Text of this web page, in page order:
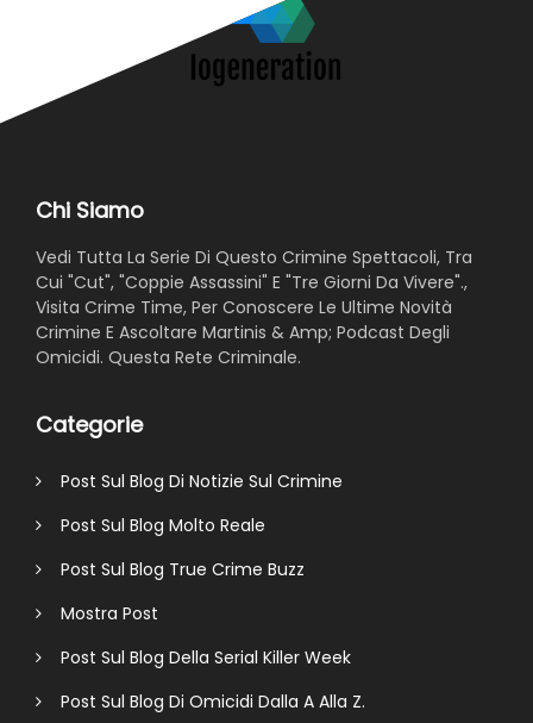
Chi Siamo
Vedi Tutta La Serie Di Questo Crimine Spettacoli, Tra
Cui "Cut", "Coppie Assassini" E "Tre Giorni Da Vivere".,
Visita Crime Time, Per Conoscere Le Ultime Novità
Crimine E Ascoltare Martinis & Amp; Podcast Degli
Omicidi. Questa Rete Criminale.
Categorie
Post Sul Blog Di Notizie Sul Crimine
Post Sul Blog Molto Reale
Post Sul Blog True Crime Buzz
Mostra Post
Post Sul Blog Della Serial Killer Week
Post Sul Blog Di Omicidi Dalla A Alla Z.